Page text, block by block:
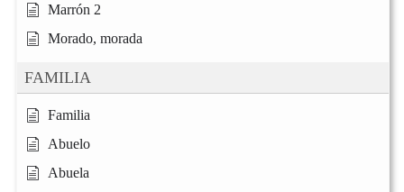
Marrón 2
Morado, morada
FAMILIA
Familia
Abuelo
Abuela